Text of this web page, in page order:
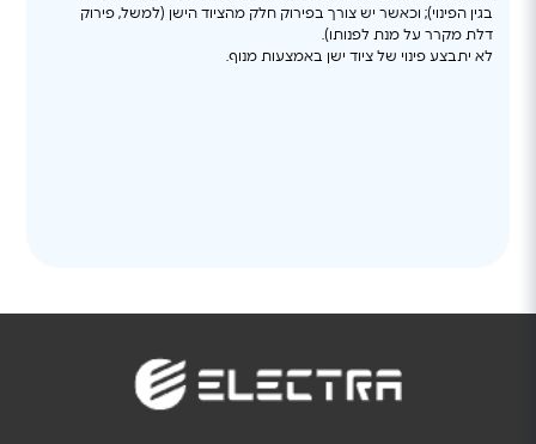
בגין הפינוי); וכאשר יש צורך בפירוק חלק מהציוד הישן (למשל, פירוק
דלת מקרר על מנת לפנותו).
לא יתבצע פינוי של ציוד ישן באמצעות מנוף.